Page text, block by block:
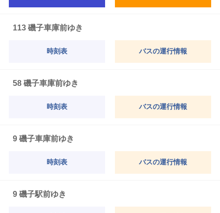
113 磯子車庫前ゆき
時刻表 バスの運行情報
58 磯子車庫前ゆき
時刻表 バスの運行情報
9 磯子車庫前ゆき
時刻表 バスの運行情報
9 磯子駅前ゆき